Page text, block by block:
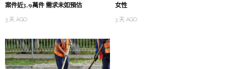
案件近3.9萬件 需求未如預估
3 天 AGO
女性
3 天 AGO